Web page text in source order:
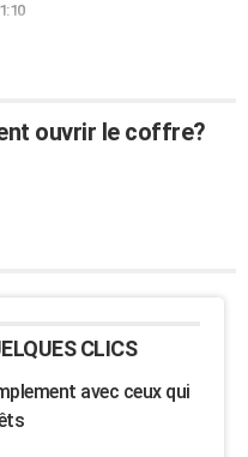
ouvrir le coffre?
CLICS
avec ceux qui